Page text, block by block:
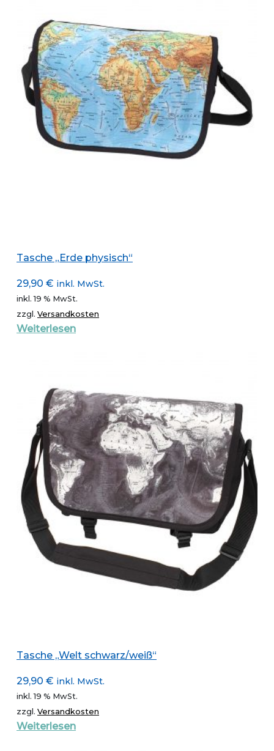
Tasche „Erde physisch“
29,90 € inkl. MwSt.
inkl. 19 % MwSt.
zzgl. Versandkosten
Weiterlesen
Tasche „Welt schwarz/weiß“
29,90 € inkl. MwSt.
inkl. 19 % MwSt.
zzgl. Versandkosten
Weiterlesen